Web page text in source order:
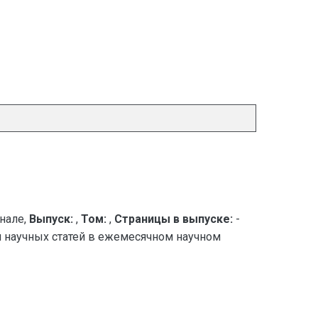
Выпуск: , Том: , Страницы в выпуске: -
статей в ежемесячном научном